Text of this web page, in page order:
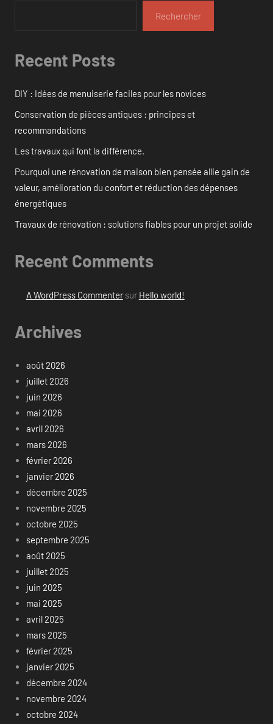
Rechercher
Recent Posts
DIY : Idées de menuiserie faciles pour les novices
Conservation de pièces antiques : principes et
recommandations
Les travaux qui font la différence.
Pourquoi une rénovation de maison bien pensée allie gain de
valeur, amélioration du confort et réduction des dépenses
énergétiques
Travaux de rénovation : solutions fiables pour un projet solide
Recent Comments
A WordPress Commentersur Hello world!
Archives
août 2026
juillet 2026
juin 2026
mai 2026
avril 2026
mars 2026
février 2026
janvier 2026
décembre 2025
novembre 2025
octobre 2025
septembre 2025
août 2025
juillet 2025
juin 2025
mai 2025
avril 2025
mars 2025
février 2025
janvier 2025
décembre 2024
novembre 2024
octobre 2024